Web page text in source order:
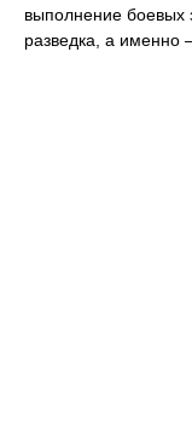
выполнение боевых
разведка, а